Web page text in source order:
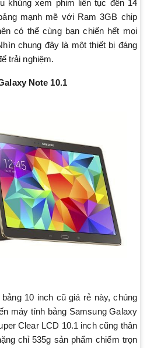
khủng xem phim liên tục đến 14
mạnh mẽ với Ram 3GB chip
có thể cùng bạn chiến hết mọi
chung đây là một thiết bị đáng
trải nghiệm.
Note 10.1
10 inch cũ giá rẻ này, chúng
máy tính bảng Samsung Galaxy
Clear LCD 10.1 inch cũng thân
chỉ 535g sản phẩm chiếm trọn